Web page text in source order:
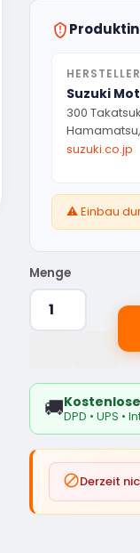
HERSTELLER
Suzuki
300
suzuki.co.jp
⚠️ Einbau
Menge
🚚DPD • UPS
Derzeit